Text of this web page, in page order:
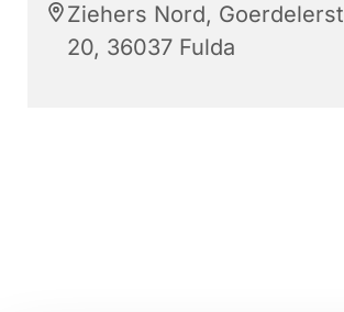
Ziehers Nord,
20, 36037 Fulda